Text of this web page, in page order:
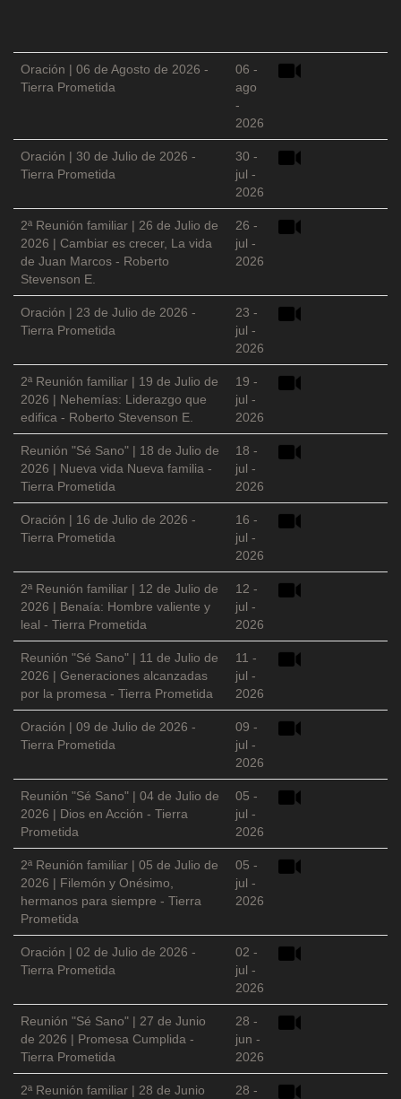
Oración | 06 de Agosto de 2026 -
Tierra Prometida
06 -
ago
-
2026
Oración | 30 de Julio de 2026 -
Tierra Prometida
30 -
jul -
2026
2ª Reunión familiar | 26 de Julio de
2026 | Cambiar es crecer, La vida
de Juan Marcos - Roberto
Stevenson E.
26 -
jul -
2026
Oración | 23 de Julio de 2026 -
Tierra Prometida
23 -
jul -
2026
2ª Reunión familiar | 19 de Julio de
2026 | Nehemías: Liderazgo que
edifica - Roberto Stevenson E.
19 -
jul -
2026
Reunión "Sé Sano" | 18 de Julio de
2026 | Nueva vida Nueva familia -
Tierra Prometida
18 -
jul -
2026
Oración | 16 de Julio de 2026 -
Tierra Prometida
16 -
jul -
2026
2ª Reunión familiar | 12 de Julio de
2026 | Benaía: Hombre valiente y
leal - Tierra Prometida
12 -
jul -
2026
Reunión "Sé Sano" | 11 de Julio de
2026 | Generaciones alcanzadas
por la promesa - Tierra Prometida
11 -
jul -
2026
Oración | 09 de Julio de 2026 -
Tierra Prometida
09 -
jul -
2026
Reunión "Sé Sano" | 04 de Julio de
2026 | Dios en Acción - Tierra
Prometida
05 -
jul -
2026
2ª Reunión familiar | 05 de Julio de
2026 | Filemón y Onésimo,
hermanos para siempre - Tierra
Prometida
05 -
jul -
2026
Oración | 02 de Julio de 2026 -
Tierra Prometida
02 -
jul -
2026
Reunión "Sé Sano" | 27 de Junio
de 2026 | Promesa Cumplida -
Tierra Prometida
28 -
jun -
2026
2ª Reunión familiar | 28 de Junio
28 -